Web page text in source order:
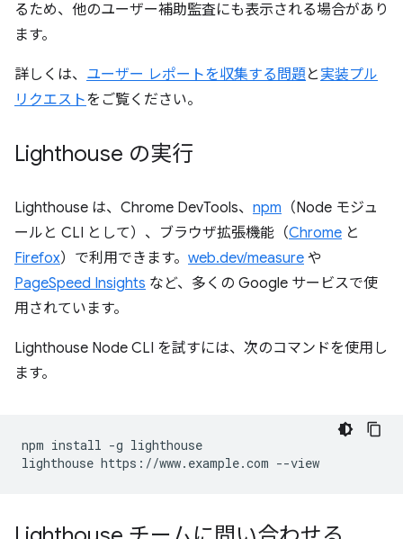
るため、他のユーザー補助監査にも表示される場合があり
ます。
詳しくは、 ユーザー レポートを収集する問題と 実装プル
リクエストをご覧ください。
Lighthouse の実行
Lighthouse は、Chrome DevTools、 npm （Node モジュ
ールと CLI として）、ブラウザ拡張機能（Chrome と
Firefox）で利用できます。 web.dev/measure や
PageSpeed Insights など、多くの Google サービスで使
用されています。
Lighthouse Node CLI を試すには、次のコマンドを使用し
ます。
npm install -g lighthouse